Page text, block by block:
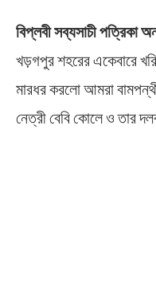
বিপ্লবী সব্যসাচী পত্রিকা
খড়গপুর শহরের একেবারে
মারধর করলো আমরা
নেত্রী বেবি কোলে ও তার